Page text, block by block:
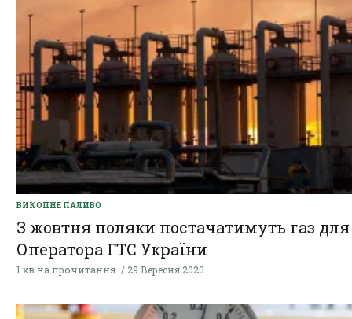
ВИКОПНЕ ПАЛИВО
З жовтня поляки постачатимуть газ для
Оператора ГТС України
1 хв на прочитання 29 Вересня 2020